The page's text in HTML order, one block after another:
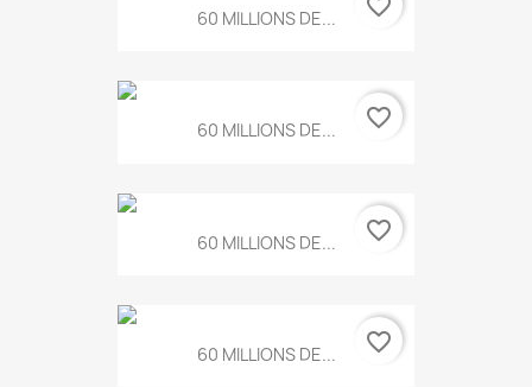
60 MILLIONS DE... favorite_border
60 MILLIONS DE... favorite_border
60 MILLIONS DE... favorite_border
60 MILLIONS DE... favorite_border